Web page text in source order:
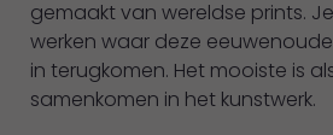
Werkaandemuur.
nl
gemaakt van wereldse prints.
werken waar deze
in terugkomen. Het mooiste is
samenkomen in het kunstwerk.